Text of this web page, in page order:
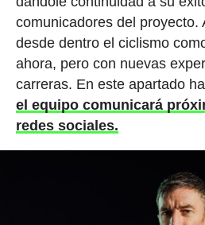
comunicadores del proyecto.
desde dentro el ciclismo
ahora, pero con nuevas
carreras. En este apartado
el equipo comunicará
redes sociales.